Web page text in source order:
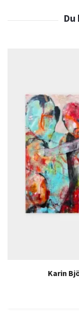
Karin